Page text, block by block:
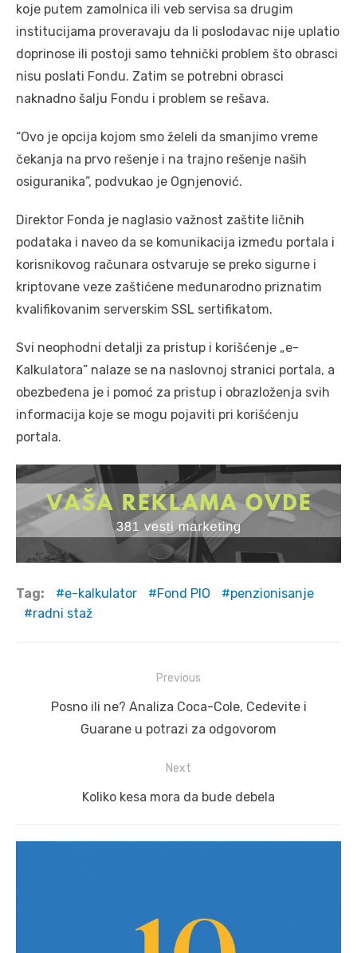
koje putem zamolnica ili veb servisa sa drugim
institucijama proveravaju da li poslodavac nije uplatio
doprinose ili postoji samo tehnički problem što obrasci
nisu poslati Fondu. Zatim se potrebni obrasci
naknadno šalju Fondu i problem se rešava.
“Ovo je opcija kojom smo želeli da smanjimo vreme
čekanja na prvo rešenje i na trajno rešenje naših
osiguranika”, podvukao je Ognjenović.
Direktor Fonda je naglasio važnost zaštite ličnih
podataka i naveo da se komunikacija između portala i
korisnikovog računara ostvaruje se preko sigurne i
kriptovane veze zaštićene međunarodno priznatim
kvalifikovanim serverskim SSL sertifikatom.
Svi neophodni detalji za pristup i korišćenje „e-
Kalkulatora” nalaze se na naslovnoj stranici portala, a
obezbeđena je i pomoć za pristup i obrazloženja svih
informacija koje se mogu pojaviti pri korišćenju
portala.
Tag: e-kalkulator Fond PIO
penzionisanje
radni staž
navigation
Previous
PreviousPosno ili ne? Analiza Coca-Cole, Cedevite i
Guarane u potrazi za odgovorom
Next
Next
Koliko kesa mora da bude debela